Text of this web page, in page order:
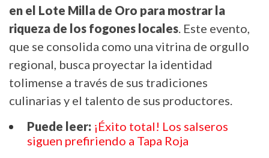
en el Lote Milla de Oro para mostrar la
riqueza de los fogones locales. Este evento,
que se consolida como una vitrina de orgullo
regional, busca proyectar la identidad
tolimense a través de sus tradiciones
culinarias y el talento de sus productores.
Puede leer: ¡Éxito total! Los salseros
siguen prefiriendo a Tapa Roja